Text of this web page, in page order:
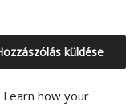
Learn how your